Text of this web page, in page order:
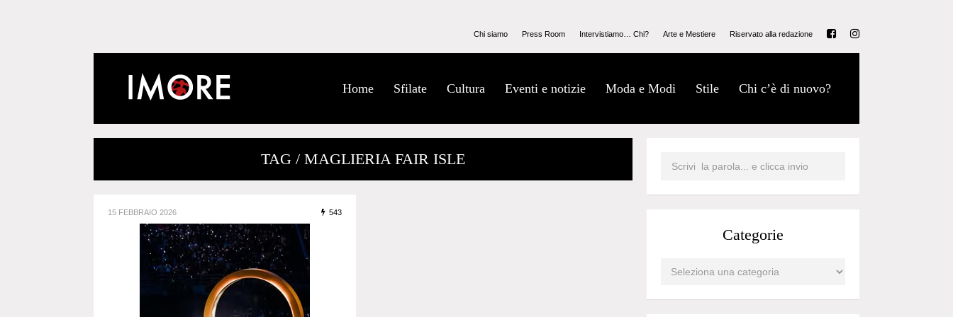
Chi siamo Press Room Intervistiamo… Chi? Arte e Mestiere Riservato alla redazione
Home Sfilate Cultura Eventi e notizie Moda e Modi Stile Chi c’è di nuovo?
TAG / MAGLIERIA FAIR ISLE
15 FEBBRAIO 2026 543
Categorie